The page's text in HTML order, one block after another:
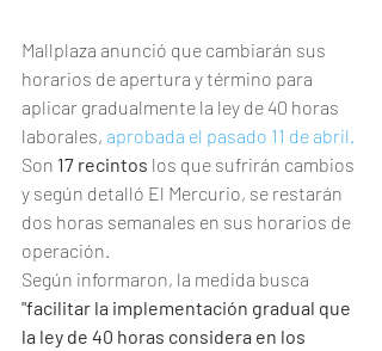
Mallplaza anunció que cambiarán sus
horarios de apertura y término para
aplicar gradualmente la ley de 40 horas
laborales, aprobada el pasado 11 de abril.
Son 17 recintos los que sufrirán cambios
y según detalló El Mercurio, se restarán
dos horas semanales en sus horarios de
operación.
Según informaron, la medida busca
"facilitar la implementación gradual que
la ley de 40 horas considera en los